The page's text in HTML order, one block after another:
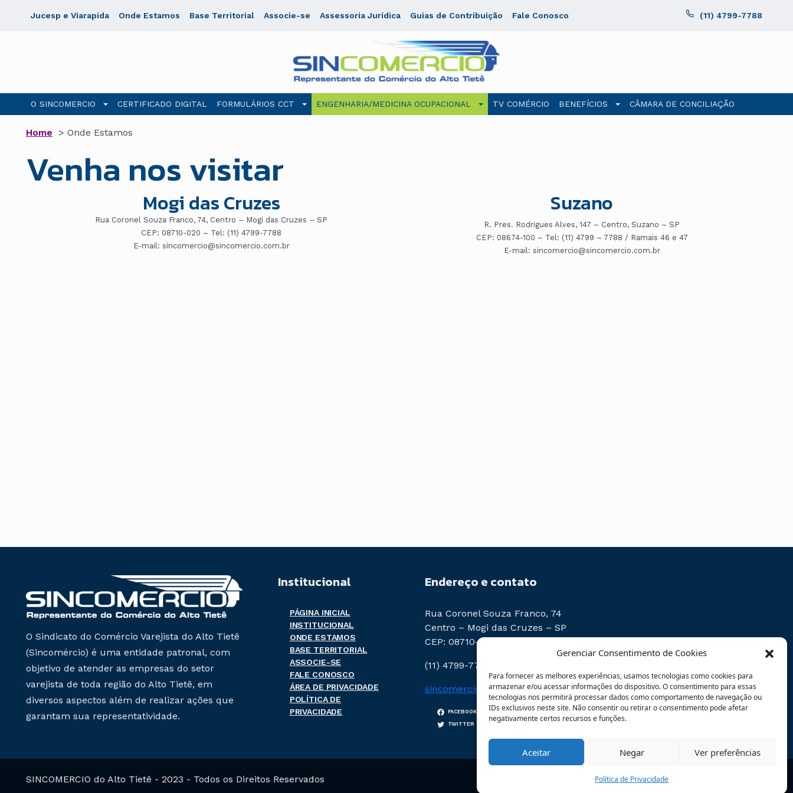
Gerenciar Consentimento de Cookies
Para fornecer as melhores experiências, usamos tecnologias como cookies para
armazenar e/ou acessar informações do dispositivo. O consentimento para essas
tecnologias nos permitirá processar dados como comportamento de navegação ou
IDs exclusivos neste site. Não consentir ou retirar o consentimento pode afetar
negativamente certos recursos e funções.
Aceitar Negar Ver preferências
Política de Privacidade
Jucesp e Viarapida Onde Estamos Base Territorial Associe-se Assessoria Jurídica Guias de Contribuição Fale Conosco (11) 4799-7788
O SINCOMERCIO CERTIFICADO DIGITAL FORMULÁRIOS CCT ENGENHARIA/MEDICINA OCUPACIONAL TV COMÉRCIO BENEFÍCIOS CÂMARA DE CONCILIAÇÃO
Home > Onde Estamos
Venha nos visitar
Mogi das Cruzes
Rua Coronel Souza Franco, 74, Centro – Mogi das Cruzes – SP
CEP: 08710-020 – Tel: (11) 4799-7788
E-mail: sincomercio@sincomercio.com.br
Suzano
R. Pres. Rodrigues Alves, 147 – Centro, Suzano – SP
CEP: 08674-100 – Tel: (11) 4799 – 7788 / Ramais 46 e 47
E-mail: sincomercio@sincomercio.com.br
O Sindicato do Comércio Varejista do Alto Tietê
(Sincomércio) é uma entidade patronal, com
objetivo de atender as empresas do setor
varejista de toda região do Alto Tietê, em
diversos aspectos além de realizar ações que
garantam sua representatividade.
Institucional
PÁGINA INICIAL
INSTITUCIONAL
ONDE ESTAMOS
BASE TERRITORIAL
ASSOCIE-SE
FALE CONOSCO
ÁREA DE PRIVACIDADE
POLÍTICA DE
PRIVACIDADE
Endereço e contato
Rua Coronel Souza Franco, 74
Centro – Mogi das Cruzes – SP
CEP: 08710-020
(11) 4799-7788
sincomercio@sincomercio.com.br
FACEBOOK INSTAGRAM
TWITTER
SINCOMERCIO do Alto Tietê - 2023 - Todos os Direitos Reservados Spada Global